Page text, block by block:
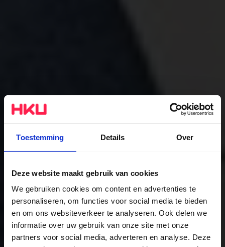
Toestemming Details Over
Deze website maakt gebruik van cookies
We gebruiken cookies om content en advertenties te
personaliseren, om functies voor social media te bieden
en om ons websiteverkeer te analyseren. Ook delen we
informatie over uw gebruik van onze site met onze
partners voor social media, adverteren en analyse. Deze
Fine Art
De studie